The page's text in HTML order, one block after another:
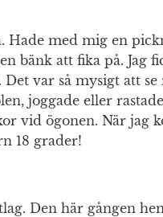
med mig en
bänk att fika på. Jag
var så mysigt att se
joggade eller
vid ögonen. När jag
18 grader!
Den här gången